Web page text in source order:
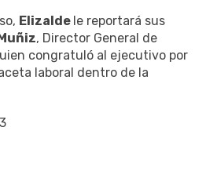
Elizalde le reportará sus
, Director General de
congratuló al ejecutivo por
laboral dentro de la